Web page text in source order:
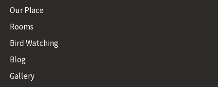
Our Place
Rooms
Bird Watching
Blog
Gallery